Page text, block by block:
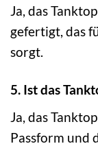
Ja, das
gefertigt, das
sorgt.
5. Ist das
Ja, das
Passform und